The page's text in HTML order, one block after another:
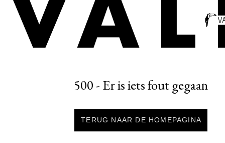
500 - Er is iets fout gegaan
TERUG NAAR DE HOMEPAGINA